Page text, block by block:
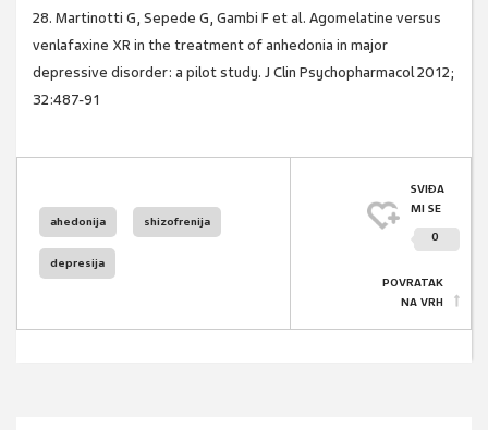
28. Martinotti G, Sepede G, Gambi F et al. Agomelatine versus
venlafaxine XR in the treatment of anhedonia in major
depressive disorder: a pilot study. J Clin Psychopharmacol 2012;
32:487-91
ahedonija shizofrenija
depresija
SVIĐA
MI SE
0
POVRATAK
NA VRH